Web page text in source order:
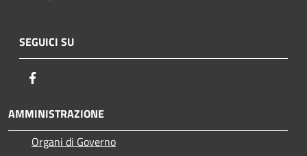
SEGUICI SU
AMMINISTRAZIONE
Organi di Governo